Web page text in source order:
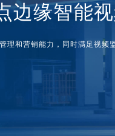
边缘智能
理和营销能力，同时满足视频